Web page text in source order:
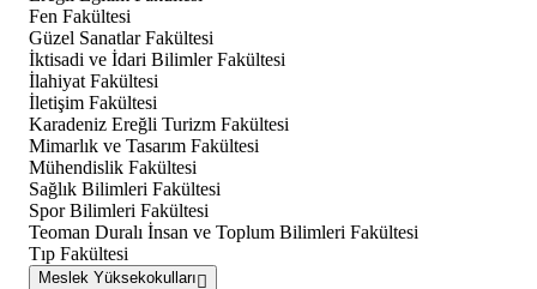
Fen Fakültesi
Güzel Sanatlar Fakültesi
İktisadi ve İdari Bilimler Fakültesi
İlahiyat Fakültesi
İletişim Fakültesi
Karadeniz Ereğli Turizm Fakültesi
Mimarlık ve Tasarım Fakültesi
Mühendislik Fakültesi
Sağlık Bilimleri Fakültesi
Spor Bilimleri Fakültesi
Teoman Duralı İnsan ve Toplum Bilimleri Fakültesi
Tıp Fakültesi
Meslek Yüksekokulları